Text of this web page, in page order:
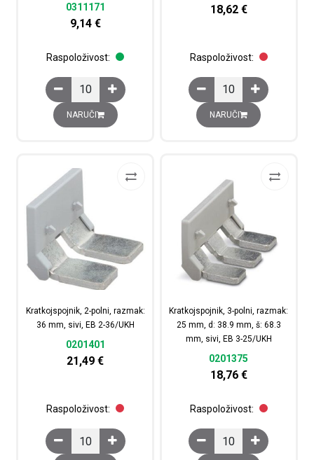
0311171
9,14 €
Raspoloživost:
Kratkojspojnik, 10-polni, razmak: 8.2 mm, srebrni, FB
NARUČI
18,62 €
Raspoloživost:
Kratkojspojnik, 2-
NARUČI
Kratkojspojnik, 2-polni, razmak:
36 mm, sivi, EB 2-36/UKH
0201401
21,49€
Raspoloživost:
Kratkojspojnik, 2-polni, razmak: 36 mm, sivi, EB 2-36/
Kratkojspojnik, 3-polni, razmak:
25 mm, d: 38.9 mm, š: 68.3
mm, sivi, EB 3-25/UKH
0201375
18,76 €
Raspoloživost:
Kratkojspojnik, 3-